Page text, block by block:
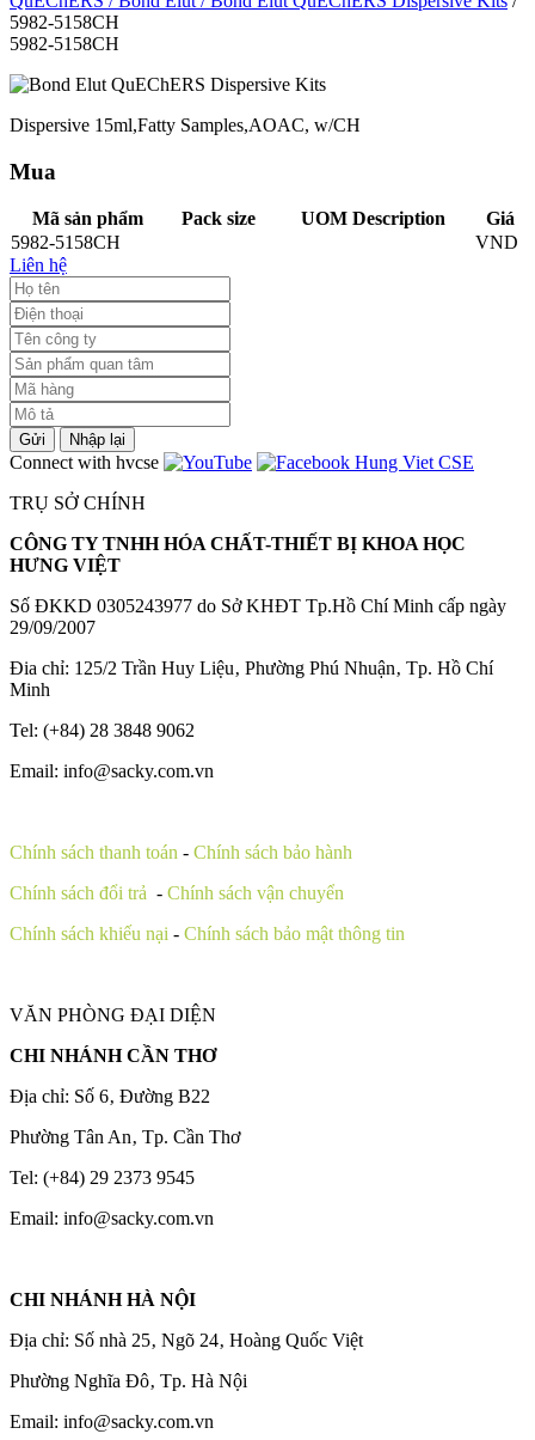
5982-5158CH
5982-5158CH
Dispersive 15ml,Fatty Samples,AOAC, w/CH
Mua
Mã sản phẩm Pack size UOM Description
Giá
5982-5158CH
VND
Liên hệ
Gửi Nhập lại
Connect with hvcse
TRỤ SỞ CHÍNH
CÔNG TY TNHH HÓA CHẤT-THIẾT BỊ KHOA HỌC
HƯNG VIỆT
Số ĐKKD 0305243977 do Sở KHĐT Tp.Hồ Chí Minh cấp ngày
29/09/2007
Đia chỉ: 125/2 Trần Huy Liệu‚ Phường Phú Nhuận‚ Tp. Hồ Chí
Minh
Tel: (+84) 28 3848 9062
Email: info@sacky.com.vn
Chính sách thanh toán - Chính sách bảo hành
Chính sách đổi trả - Chính sách vận chuyển
Chính sách khiếu nại - Chính sách bảo mật thông tin
VĂN PHÒNG ĐẠI DIỆN
CHI NHÁNH CẦN THƠ
Địa chỉ: Số 6‚ Đường B22
Phường Tân An‚ Tp. Cần Thơ
Tel: (+84) 29 2373 9545
Email: info@sacky.com.vn
CHI NHÁNH HÀ NỘI
Địa chỉ: Số nhà 25‚ Ngõ 24‚ Hoàng Quốc Việt
Phường Nghĩa Đô‚ Tp. Hà Nội
Email: info@sacky.com.vn